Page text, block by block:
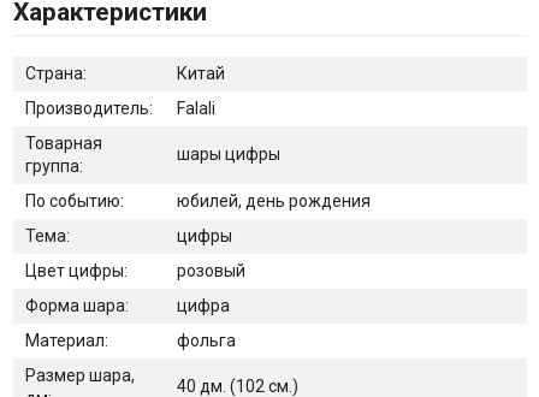
Характеристики
Страна:
Китай
Производитель:
Falali
Товарная
группа:
шары цифры
По событию:
юбилей, день рождения
Тема:
цифры
Цвет цифры:
розовый
Форма шара:
цифра
Материал:
фольга
Размер шара,
40 дм. (102 см.)